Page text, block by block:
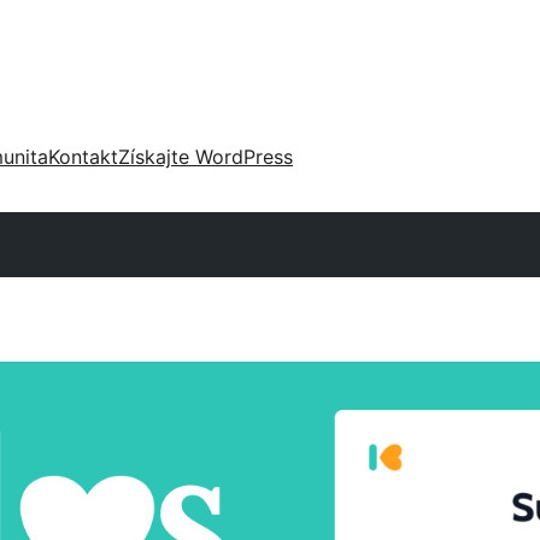
KontaktZískajte WordPress